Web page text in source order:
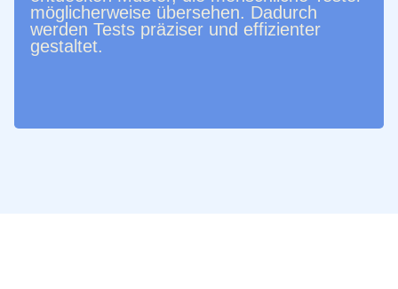
möglicherweise übersehen. Dadurch
werden Tests präziser und effizienter
gestaltet.